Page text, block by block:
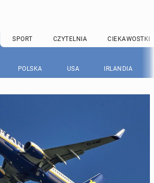
SPORT CZYTELNIA CIEKAWOSTKI
POLSKA USA IRLANDIA